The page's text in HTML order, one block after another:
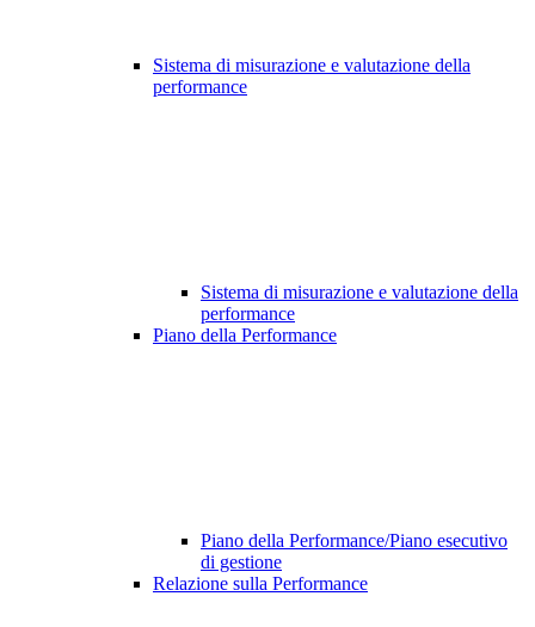
Sistema di misurazione e valutazione della
performance
Sistema di misurazione e valutazione della
performance
Piano della Performance
Piano della Performance/Piano esecutivo
di gestione
Relazione sulla Performance